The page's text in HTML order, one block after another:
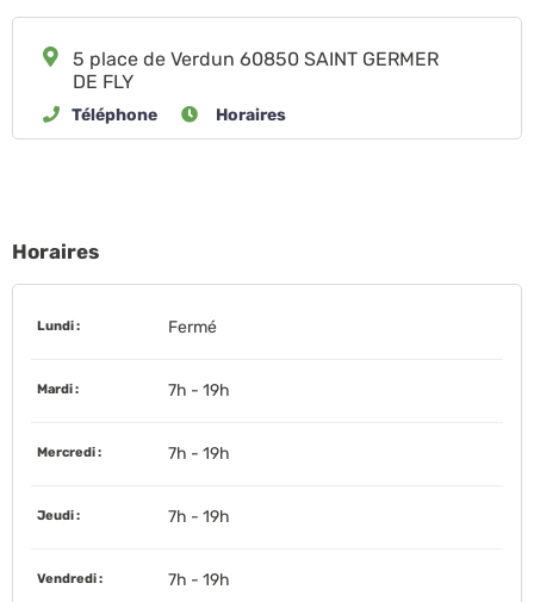
5 place de Verdun 60850 SAINT GERMER
DE FLY
Téléphone Horaires
Horaires
Lundi : Fermé
Mardi : 7h - 19h
Mercredi : 7h - 19h
Jeudi : 7h - 19h
Vendredi : 7h - 19h